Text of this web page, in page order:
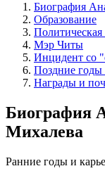
Биография
Образование
Политическая
Мэр Читы
Инцидент со
Поздние годы
Награды и
Биография
Михалева
Ранние годы и